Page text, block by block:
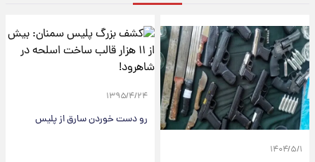
۱۴۰۴/۵/۱
۱۳۹۵/۴/۲۴
رو دست خوردن سارق از پلیس